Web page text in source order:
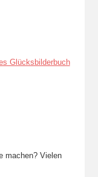
Glücksbilderbuch
machen? Vielen